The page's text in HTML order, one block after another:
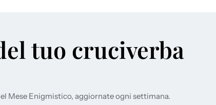
tuo cruciverba
Mese Enigmistico, aggiornate ogni settimana.